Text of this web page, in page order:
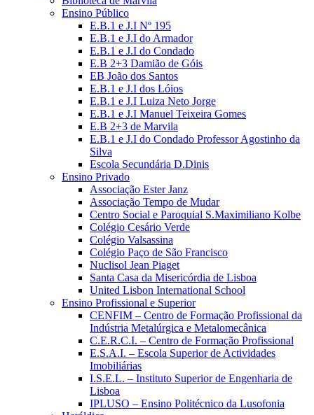
Ensino Público
E.B.1 e J.I Nº 195
E.B.1 e J.I do Armador
E.B.1 e J.I do Condado
E.B 2+3 Damião de Góis
EB João dos Santos
E.B.1 e J.I dos Lóios
E.B.1 e J.I Luiza Neto Jorge
E.B.1 e J.I Manuel Teixeira Gomes
E.B 2+3 de Marvila
E.B.1 e J.I do Condado Professor Agostinho da
Silva
Escola Secundária D.Dinis
Ensino Privado
Associação Ester Janz
Associação Tempo de Mudar
Centro Social e Paroquial S.Maximiliano Kolbe
Colégio Cesário Verde
Colégio Valsassina
Colégio Paço de São Francisco
Nuclisol Jean Piaget
Santa Casa da Misericórdia de Lisboa
United Lisbon International School
Ensino Profissional e Superior
CENFIM – Centro de Formação Profissional da
Indústria Metalúrgica e Metalomecânica
C.E.R.C.I. – Centro de Formação Profissional
E.S.A.I. – Escola Superior de Actividades
Imobiliárias
I.S.E.L. – Instituto Superior de Engenharia de
Lisboa
IPLUSO – Ensino Politécnico da Lusofonia